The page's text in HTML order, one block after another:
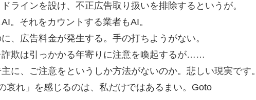
ラインを設け、不正広告取り扱いを排除するというが。
。それをカウントする業者もAI。
、広告料金が発生する。手の打ちようがない。
詐欺は引っかかる年寄りに注意を喚起するが……
に、ご注意をというしか方法がないのか。悲しい現実です。
哀れ」を感じるのは、私だけではあるまい。Goto